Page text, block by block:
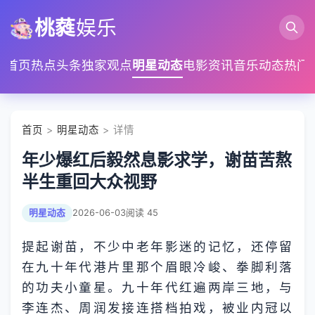
桃蕤娱乐
首页热点头条独家观点明星动态电影资讯音乐动态热门
首页 > 明星动态 > 详情
年少爆红后毅然息影求学，谢苗苦熬
半生重回大众视野
明星动态 2026-06-03阅读 45
提起谢苗，不少中老年影迷的记忆，还停留
在九十年代港片里那个眉眼冷峻、拳脚利落
的功夫小童星。九十年代红遍两岸三地，与
李连杰、周润发接连搭档拍戏，被业内冠以